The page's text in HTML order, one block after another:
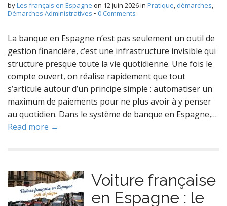
byLes français en Espagne on 12 juin 2026in Pratique, démarches,
Démarches Administratives • 0 Comments
La banque en Espagne n’est pas seulement un outil de
gestion financière, c’est une infrastructure invisible qui
structure presque toute la vie quotidienne. Une fois le
compte ouvert, on réalise rapidement que tout
s’articule autour d’un principe simple : automatiser un
maximum de paiements pour ne plus avoir à y penser
au quotidien. Dans le système de banque en Espagne,…
Read more →
Voiture française
en Espagne : le